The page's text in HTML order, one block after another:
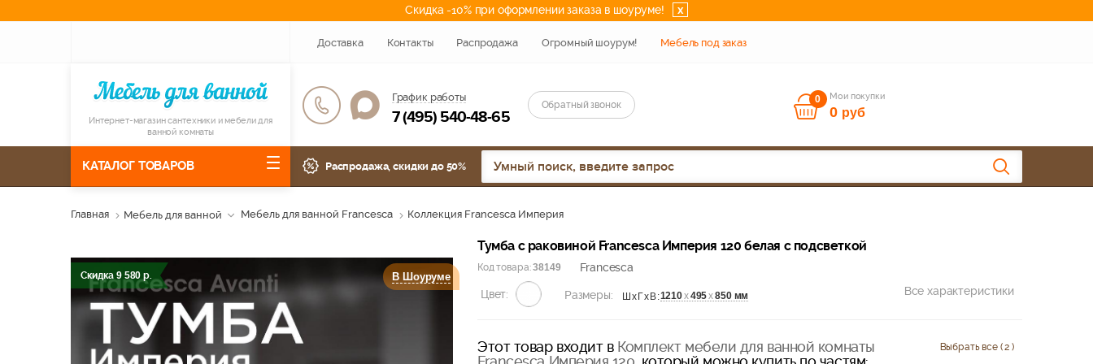
Скидка -10% при оформлении заказа в шоуруме! x
Доставка Контакты Распродажа Огромный шоурум! Мебель под заказ
Интернет-магазин сантехники и мебели для
ванной комнаты
График работы
7 (495) 540-48-65
Обратный звонок 0 Мои покупки
0 руб
КАТАЛОГ ТОВАРОВ Распродажа, скидки до 50%
Главная Мебель для ванной Мебель для ванной Francesca Коллекция Francesca Империя
Тумба с раковиной Francesca Империя 120 белая с подсветкой
Код товара: 38149 Francesca
Цвет: Размеры: ШхГхВ:1210х495х850 мм Все характеристики
Скидка 9 580 р. В Шоуруме
Выбрать все ( 2 )
Этот товар входит в Комплект мебели для ванной комнаты